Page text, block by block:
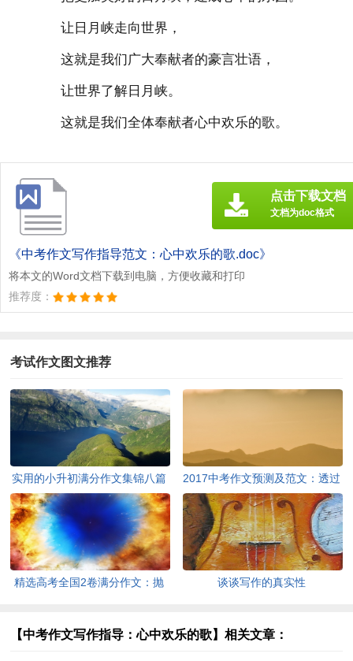
让日月峡走向世界，
这就是我们广大奉献者的豪言壮语，
让世界了解日月峡。
这就是我们全体奉献者心中欢乐的歌。
《中考作文写作指导范文：心中欢乐的歌.doc》
将本文的Word文档下载到电脑，方便收藏和打印
推荐度：
点击下载文档
文档为doc格式
考试作文图文推荐
实用的小升初满分作文集锦八篇
2017中考作文预测及范文：透过
现象看本质
精选高考全国2卷满分作文：抛
谈谈写作的真实性
【中考作文写作指导：心中欢乐的歌】相关文章：